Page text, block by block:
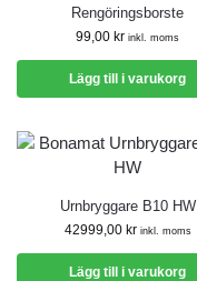
Rengöringsborste
99,00 kr inkl. moms
Lägg till i varukorg
Urnbryggare B10 HW
42999,00 kr inkl. moms
Lägg till i varukorg